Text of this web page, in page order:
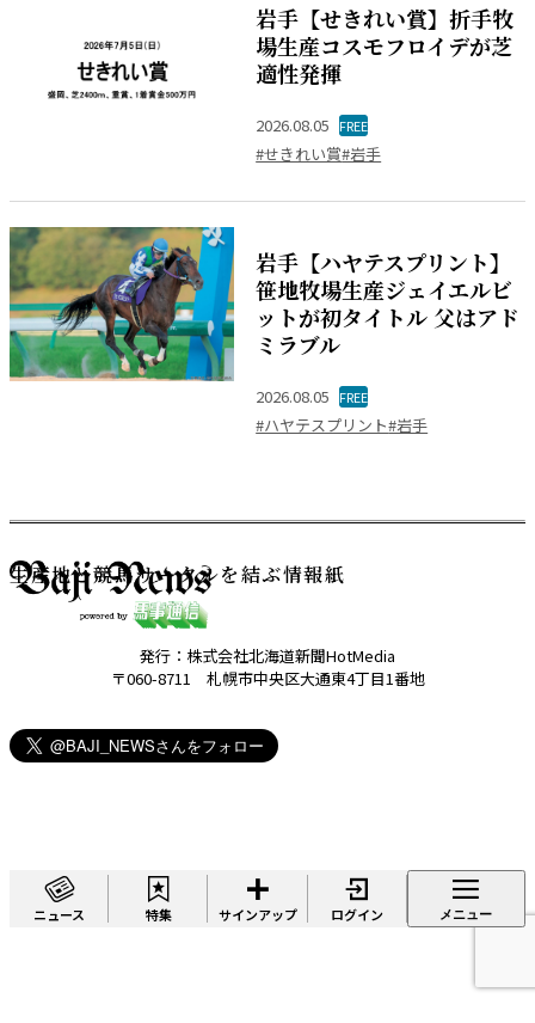
岩手【せきれい賞】折手牧
場生産コスモフロイデが芝
適性発揮
2026.08.05 FREE
#せきれい賞#岩手
岩手【ハヤテスプリント】
笹地牧場生産ジェイエルビ
ットが初タイトル 父はアド
ミラブル
2026.08.05 FREE
#ハヤテスプリント#岩手
生産地と競馬サークルを結ぶ情報紙
発行：株式会社北海道新聞HotMedia
〒060-8711 札幌市中央区大通東4丁目1番地
ニュース 特集 サインアップ ログイン メニュー